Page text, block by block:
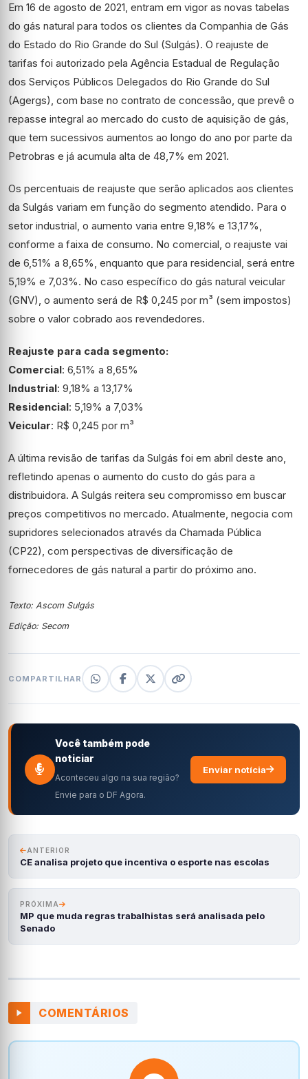
Em 16 de agosto de 2021, entram em vigor as novas tabelas
do gás natural para todos os clientes da Companhia de Gás
do Estado do Rio Grande do Sul (Sulgás). O reajuste de
tarifas foi autorizado pela Agência Estadual de Regulação
dos Serviços Públicos Delegados do Rio Grande do Sul
(Agergs), com base no contrato de concessão, que prevê o
repasse integral ao mercado do custo de aquisição de gás,
que tem sucessivos aumentos ao longo do ano por parte da
Petrobras e já acumula alta de 48,7% em 2021.
Os percentuais de reajuste que serão aplicados aos clientes
da Sulgás variam em função do segmento atendido. Para o
setor industrial, o aumento varia entre 9,18% e 13,17%,
conforme a faixa de consumo. No comercial, o reajuste vai
de 6,51% a 8,65%, enquanto que para residencial, será entre
5,19% e 7,03%. No caso específico do gás natural veicular
(GNV), o aumento será de R$ 0,245 por m³ (sem impostos)
sobre o valor cobrado aos revendedores.
Reajuste para cada segmento:
Comercial: 6,51% a 8,65%
Industrial: 9,18% a 13,17%
Residencial: 5,19% a 7,03%
Veicular: R$ 0,245 por m³
A última revisão de tarifas da Sulgás foi em abril deste ano,
refletindo apenas o aumento do custo do gás para a
distribuidora. A Sulgás reitera seu compromisso em buscar
preços competitivos no mercado. Atualmente, negocia com
supridores selecionados através da Chamada Pública
(CP22), com perspectivas de diversificação de
fornecedores de gás natural a partir do próximo ano.
Texto: Ascom Sulgás
Edição: Secom
COMPARTILHAR
Você também pode
noticiar
Aconteceu algo na sua região?
Envie para o DF Agora.
Enviar notícia
ANTERIOR
CE analisa projeto que incentiva o esporte nas escolas
PRÓXIMA
MP que muda regras trabalhistas será analisada pelo
Senado
COMENTÁRIOS